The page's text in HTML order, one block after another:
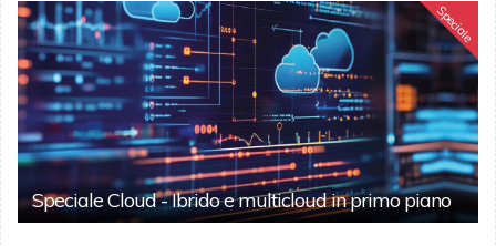
Speciale
Speciale Cloud - Ibrido e multicloud in primo piano